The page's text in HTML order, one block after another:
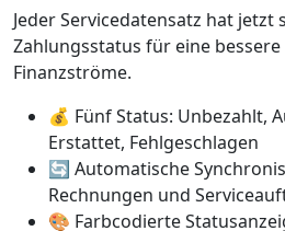
Jeder Servicedatensatz hat jetzt
Zahlungsstatus für eine
Finanzströme.
💰 Fünf Status: Unbezahlt,
Erstattet, Fehlgeschlagen
🔄 Automatische
Rechnungen und
🎨 Farbcodierte